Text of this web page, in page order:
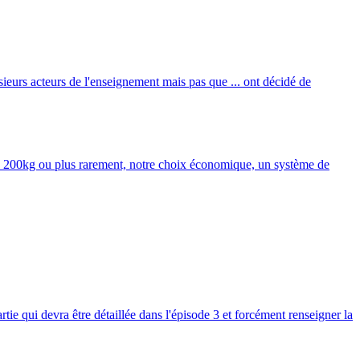
acteurs de l'enseignement mais pas que ... ont décidé de
ou plus rarement, notre choix économique, un système de
qui devra être détaillée dans l'épisode 3 et forcément renseigner la